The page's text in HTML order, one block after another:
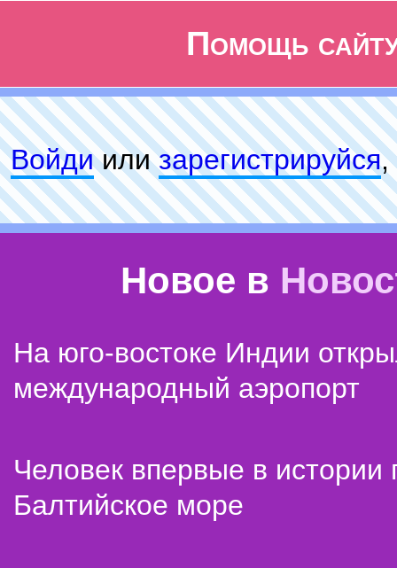
Помощь
Войдиилизарeгиcтpируйся,
Новое в
На юго-востоке Индии
международный аэропорт
Человек впервые в истории
Балтийское море